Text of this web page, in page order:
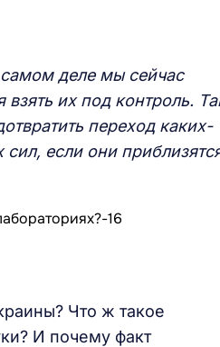
деле мы сейчас
их под контроль.
переход каких-
если они
Что ж такое
И почему факт